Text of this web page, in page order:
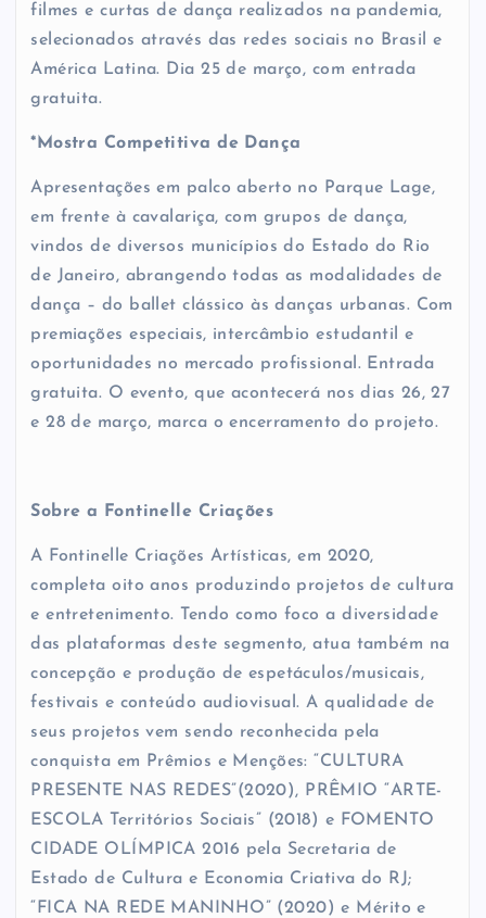
filmes e curtas de dança realizados na pandemia,
selecionados através das redes sociais no Brasil e
América Latina. Dia 25 de março, com entrada
gratuita.
*Mostra Competitiva de Dança
Apresentações em palco aberto no Parque Lage,
em frente à cavalariça, com grupos de dança,
vindos de diversos municípios do Estado do Rio
de Janeiro, abrangendo todas as modalidades de
dança – do ballet clássico às danças urbanas. Com
premiações especiais, intercâmbio estudantil e
oportunidades no mercado profissional. Entrada
gratuita. O evento, que acontecerá nos dias 26, 27
e 28 de março, marca o encerramento do projeto.
Sobre a Fontinelle Criações
A Fontinelle Criações Artísticas, em 2020,
completa oito anos produzindo projetos de cultura
e entretenimento. Tendo como foco a diversidade
das plataformas deste segmento, atua também na
concepção e produção de espetáculos/musicais,
festivais e conteúdo audiovisual. A qualidade de
seus projetos vem sendo reconhecida pela
conquista em Prêmios e Menções: “CULTURA
PRESENTE NAS REDES”(2020), PRÊMIO “ARTE-
ESCOLA Territórios Sociais” (2018) e FOMENTO
CIDADE OLÍMPICA 2016 pela Secretaria de
Estado de Cultura e Economia Criativa do RJ;
“FICA NA REDE MANINHO” (2020) e Mérito e